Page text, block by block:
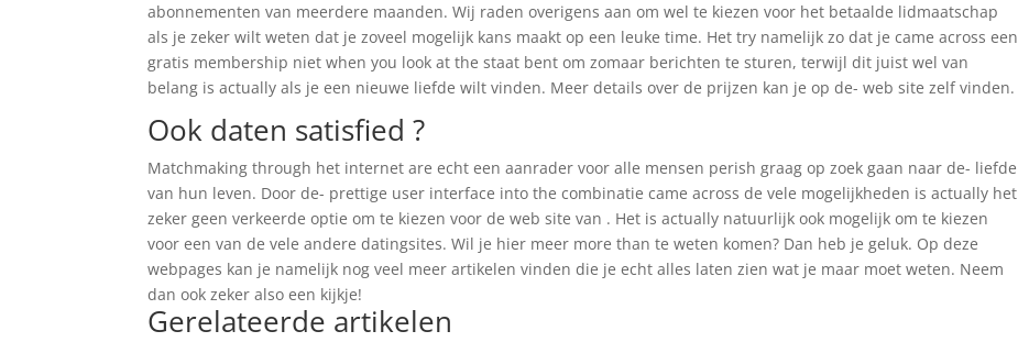
abonnementen van meerdere maanden. Wij raden overigens aan om wel te kiezen voor het betaalde lidmaatschap
als je zeker wilt weten dat je zoveel mogelijk kans maakt op een leuke time. Het try namelijk zo dat je came across een
gratis membership niet when you look at the staat bent om zomaar berichten te sturen, terwijl dit juist wel van
belang is actually als je een nieuwe liefde wilt vinden. Meer details over de prijzen kan je op de- web site zelf vinden.
Ook daten satisfied ?
Matchmaking through het internet are echt een aanrader voor alle mensen perish graag op zoek gaan naar de- liefde
van hun leven. Door de- prettige user interface into the combinatie came across de vele mogelijkheden is actually het
zeker geen verkeerde optie om te kiezen voor de web site van . Het is actually natuurlijk ook mogelijk om te kiezen
voor een van de vele andere datingsites. Wil je hier meer more than te weten komen? Dan heb je geluk. Op deze
webpages kan je namelijk nog veel meer artikelen vinden die je echt alles laten zien wat je maar moet weten. Neem
dan ook zeker also een kijkje!
Gerelateerde artikelen